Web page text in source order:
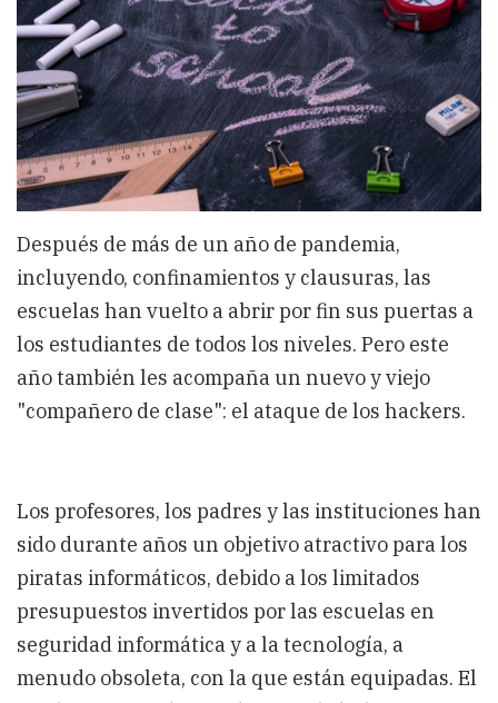
Después de más de un año de pandemia,
incluyendo, confinamientos y clausuras, las
escuelas han vuelto a abrir por fin sus puertas a
los estudiantes de todos los niveles. Pero este
año también les acompaña un nuevo y viejo
"compañero de clase": el ataque de los hackers.
Los profesores, los padres y las instituciones han
sido durante años un objetivo atractivo para los
piratas informáticos, debido a los limitados
presupuestos invertidos por las escuelas en
seguridad informática y a la tecnología, a
menudo obsoleta, con la que están equipadas. El